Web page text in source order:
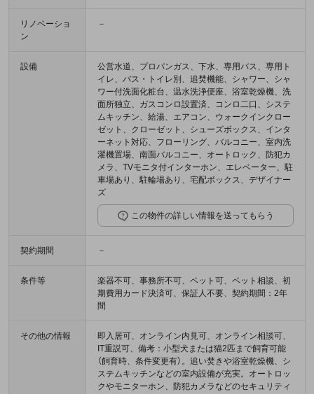
リノベーショ
ン
－
設備
公営水道、プロパンガス、下水、専用バス、専用ト
イレ、バス・トイレ別、追焚機能、シャワー、シャ
ワー付洗面化粧台、温水洗浄便座、浴室乾燥機、洗
面所独立、ガスコンロ設置済、コンロ二口、システ
ムキッチン、給湯、エアコン、ウォークインクロー
ゼット、クローゼット、シューズボックス、インタ
ーネット対応、フローリング、バルコニー、室内洗
濯機置場、南面バルコニー、オートロック、防犯カ
メラ、TVモニタ付インターホン、エレベーター、駐
車場あり、駐輪場あり、宅配ボックス、デザイナー
ズ
この物件の詳しい情報を送ってもらう
契約期間 －
条件等
楽器不可、事務所不可、ペット可、ペット相談、初
期費用カード決済可、保証人不要、契約期間：2年
間
その他の情報
即入居可、オンライン内見可、オンライン相談可、
IT重説可、備考：小型犬または猫2匹まで飼育可能
（飼育時、条件変更有）。追い焚きや浴室乾燥機、シ
ステムキッチンなどの室内設備が充実。オートロッ
クやモニターホン、防犯カメラなどのセキュリティ